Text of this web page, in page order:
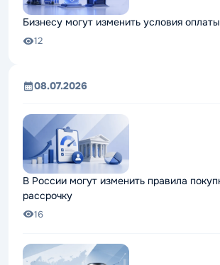
Бизнесу могут изменить условия
12
08.07.2026
В России могут изменить правила
рассрочку
16